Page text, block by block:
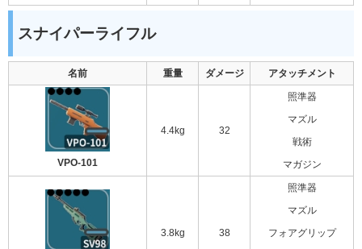
スナイパーライフル
名前 重量 ダメージ アタッチメント
VPO-101
4.4kg 32
照準器
マズル
戦術
マガジン
3.8kg 38
照準器
マズル
フォアグリップ